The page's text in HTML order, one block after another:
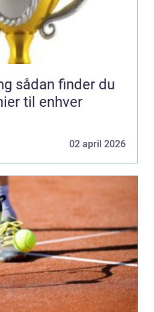
du
til enhver
02 april 2026